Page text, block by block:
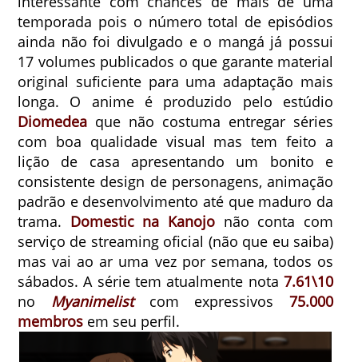
temporada pois o número total de episódios
ainda não foi divulgado e o mangá já possui
17 volumes publicados o que garante material
original suficiente para uma adaptação mais
longa. O anime é produzido pelo estúdio
Diomedea que não costuma entregar séries
com boa qualidade visual mas tem feito a
lição de casa apresentando um bonito e
consistente design de personagens, animação
padrão e desenvolvimento até que maduro da
trama. Domestic na Kanojo não conta com
serviço de streaming oficial (não que eu saiba)
mas vai ao ar uma vez por semana, todos os
sábados. A série tem atualmente nota7.61\10
no Myanimelistcom expressivos75.000
membros em seu perfil.